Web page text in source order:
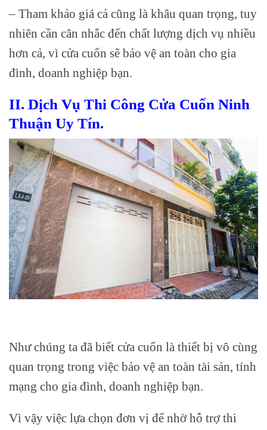
– Tham khảo giá cả cũng là khâu quan trọng, tuy
nhiên cần cân nhắc đến chất lượng dịch vụ nhiều
hơn cả, vì cửa cuốn sẽ bảo vệ an toàn cho gia
đình, doanh nghiệp bạn.
II. Dịch Vụ Thi Công Cửa Cuốn Ninh
Thuận Uy Tín.
Như chúng ta đã biết cửa cuốn là thiết bị vô cùng
quan trọng trong việc bảo vệ an toàn tài sản, tính
mạng cho gia đình, doanh nghiệp bạn.
Vì vậy việc lựa chọn đơn vị để nhờ hỗ trợ thi